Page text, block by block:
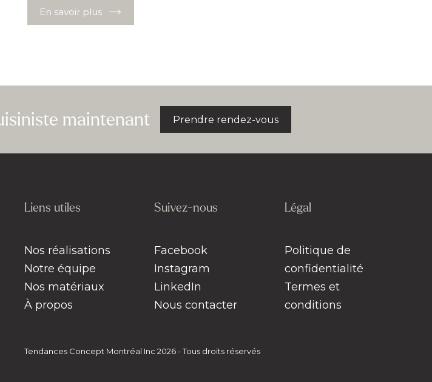
En savoir plus
maintenant Prendre rendez-vous
Liens utiles
Nos réalisations
Notre équipe
Nos matériaux
À propos
Suivez-nous
Facebook
Instagram
LinkedIn
Nous contacter
Légal
Politique de
confidentialité
Termes et
conditions
Tendances Concept Montréal Inc 2026 - Tous droits réservés